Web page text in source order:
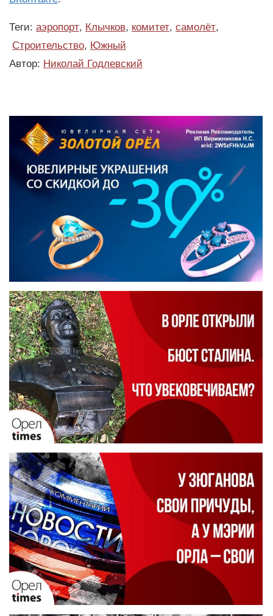
Теги: аэропорт, Клычков, комитет, самолёт,
Строительство, Южный
Автор: Николай Годлевский